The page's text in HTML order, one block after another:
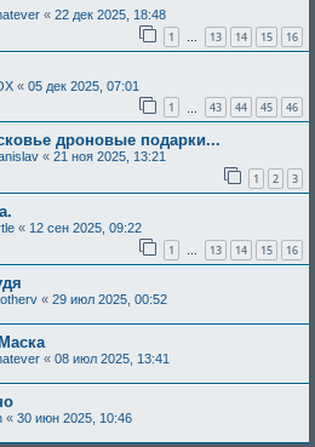
« 22 дек 2025, 18:48
1 … 13 14 15 16
« 05 дек 2025, 07:01
1 43 44 45 46
дроновые подарки...
« 21 ноя 2025, 13:21
1 2 3
« 12 сен 2025, 09:22
1 … 13 14 15 16
« 29 июл 2025, 00:52
« 08 июл 2025, 13:41
« 30 июн 2025, 10:46